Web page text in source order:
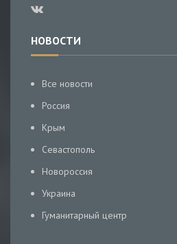
НОВОСТИ
Все новости
Россия
Крым
Севастополь
Новороссия
Украина
Гуманитарный центр